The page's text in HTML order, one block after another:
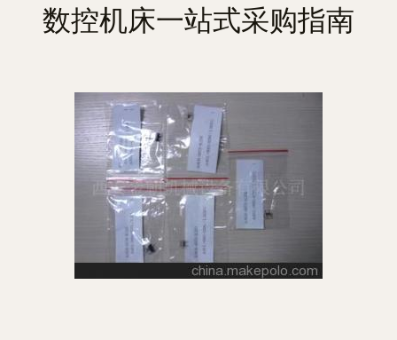
数控机床一站式采购指南